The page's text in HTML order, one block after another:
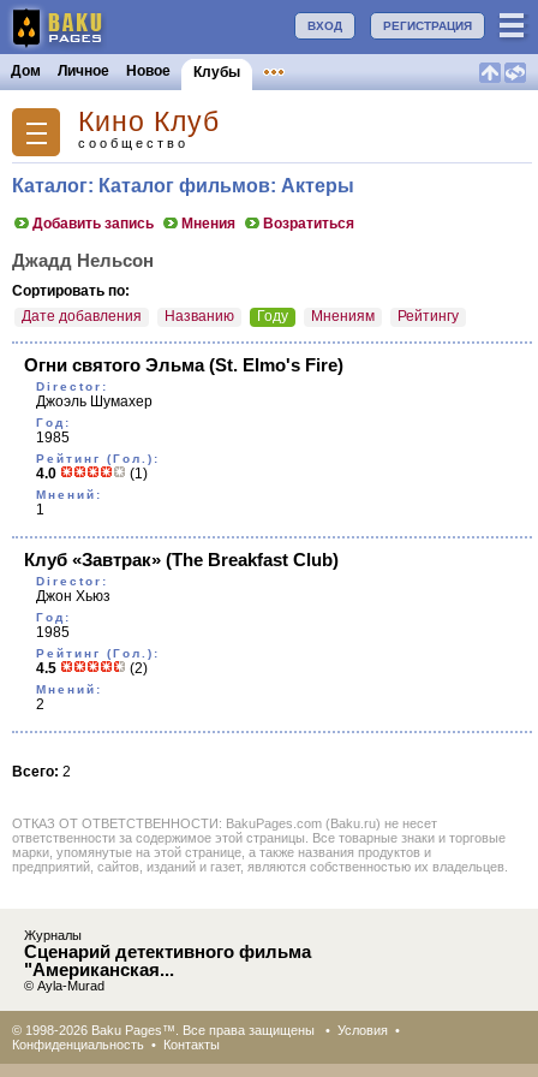
РЕГИСТРАЦИЯ
ВХОД
Дом Личное Новое Клубы
Кино Клуб
сообщество
Каталог: Каталог фильмов: Актеры
Добавить запись Мнения Возратиться
Джадд Нельсон
Сортировать по:
Дате добавления
Названию Году Мнениям Рейтингу
Огни святого Эльма(St. Elmo's Fire)
Director:
Джоэль Шумахер
Год:
1985
Рейтинг (Гол.):
4.0 (1)
Мнений:
1
Клуб «Завтрак» (The Breakfast Club)
Director:
Джон Хьюз
Год:
1985
Рейтинг (Гол.):
4.5 (2)
Мнений:
2
Всего: 2
ОТКАЗ ОТ ОТВЕТСТВЕННОСТИ: BakuPages.com (Baku.ru) не несет
ответственности за содержимое этой страницы. Все товарные знаки и торговые
марки, упомянутые на этой странице, а также названия продуктов и
предприятий, сайтов, изданий и газет, являются собственностью их владельцев.
Журналы
Сценарий детективного фильма
"Американская...
© Ayla-Murad
© 1998-2026 Baku Pages™. Все права защищены • Условия •
Конфиденциальность • Контакты